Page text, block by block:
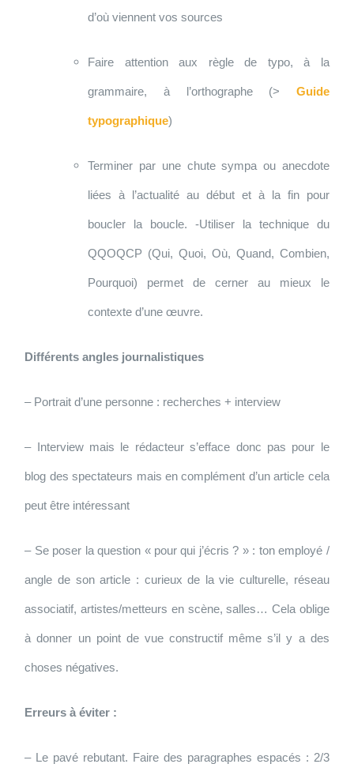
d’où viennent vos sources
Faire attention aux règle de typo, à la
grammaire, à l’orthographe (> Guide
typographique)
Terminer par une chute sympa ou anecdote
liées à l’actualité au début et à la fin pour
boucler la boucle. -Utiliser la technique du
QQOQCP (Qui, Quoi, Où, Quand, Combien,
Pourquoi) permet de cerner au mieux le
contexte d’une œuvre.
Différents angles journalistiques
– Portrait d’une personne : recherches + interview
– Interview mais le rédacteur s’efface donc pas pour le
blog des spectateurs mais en complément d’un article cela
peut être intéressant
– Se poser la question « pour qui j’écris ? » : ton employé /
angle de son article : curieux de la vie culturelle, réseau
associatif, artistes/metteurs en scène, salles… Cela oblige
à donner un point de vue constructif même s’il y a des
choses négatives.
Erreurs à éviter :
– Le pavé rebutant. Faire des paragraphes espacés : 2/3